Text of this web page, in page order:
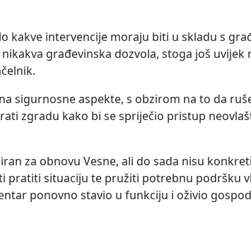
kakve intervencije moraju biti u skladu s
građevinska dozvola, stoga još uvijek
sigurnosne aspekte, s obzirom na to da
zgradu kako bi se spriječio pristup
za obnovu Vesne, ali do sada nisu
pratiti situaciju te pružiti potrebnu podršku
ponovno stavio u funkciju i oživio